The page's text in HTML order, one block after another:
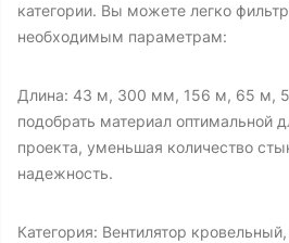
категории. Вы можете легко
необходимым параметрам:
Длина: 43 м, 300 мм, 156 м, 65 м,
подобрать материал оптимальной
проекта, уменьшая количество
надежность.
Категория: Вентилятор